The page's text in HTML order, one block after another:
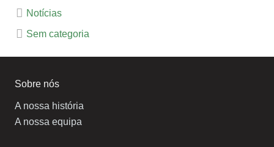
Notícias
Sem categoria
Sobre nós
A nossa história
A nossa equipa